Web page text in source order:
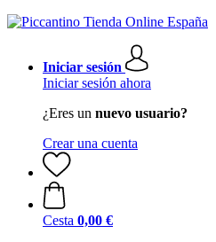
Iniciar sesión
Iniciar sesión ahora
¿Eres un nuevo usuario?
Crear una cuenta
Cesta 0,00 €